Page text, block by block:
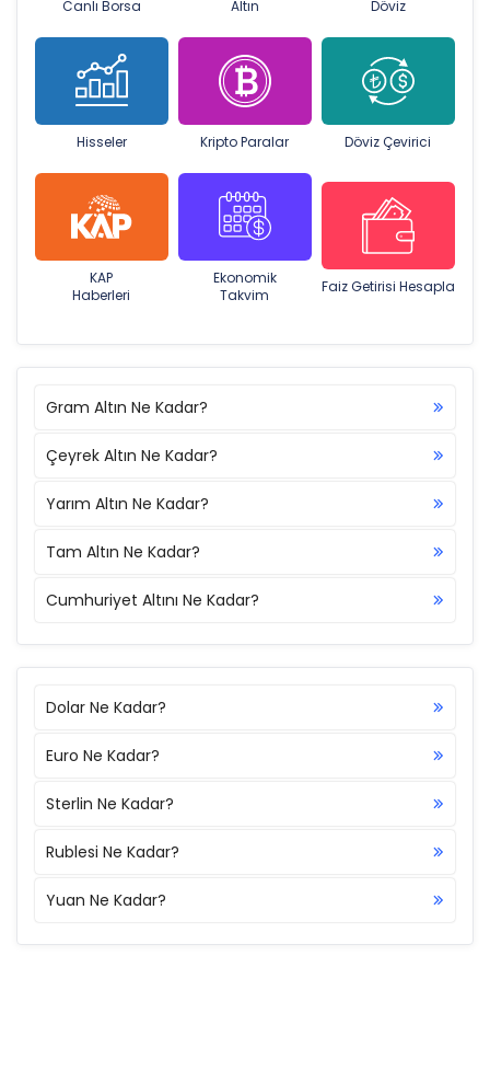
Canlı Borsa Altın Döviz
Hisseler Kripto Paralar Döviz Çevirici
KAP
Haberleri
Ekonomik
Takvim
Faiz Getirisi Hesapla
Gram Altın Ne Kadar?
Çeyrek Altın Ne Kadar?
Yarım Altın Ne Kadar?
Tam Altın Ne Kadar?
Cumhuriyet Altını Ne Kadar?
Dolar Ne Kadar?
Euro Ne Kadar?
Sterlin Ne Kadar?
Rublesi Ne Kadar?
Yuan Ne Kadar?